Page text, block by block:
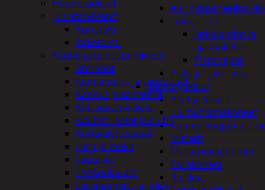
Jatkojohdot
Jatkojohdot ja
ajastinkellot
Pistotulpat
Pisto ja -jakorasiat
Sähkötyökalut
Akut ja laturit
Kulmahiomakoneet
Mittarit
Mutterinvääntimet
Porakoneet
Ruiskut
Huonetuoksut
Juhlatarvikkeet
Koristelu
Paketointi
Keittiö ja taloustarvikkeet
Aterimet
Juomapullot ja termokset
Kannut ja kanisterit
Kattaustarvikkeet
Kauhat, lastat ja sudit
Kertakäyttöastiat
Lasit ja mukit
Lautaset
Leikkuulaudat
Leivinpaperit ja foliot